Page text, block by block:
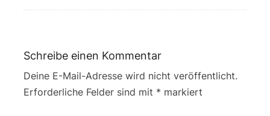
Schreibe einen Kommentar
Deine E-Mail-Adresse wird nicht veröffentlicht.
Erforderliche Felder sind mit * markiert